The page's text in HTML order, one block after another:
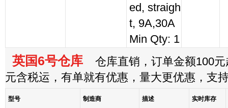
ed, straigh
t, 9A,30A
Min Qty: 1
英国6号仓库 仓库直销，订单金额100元
元含税运，有单就有优惠，量大更优惠，支
型号 制造商 描述 实时库存